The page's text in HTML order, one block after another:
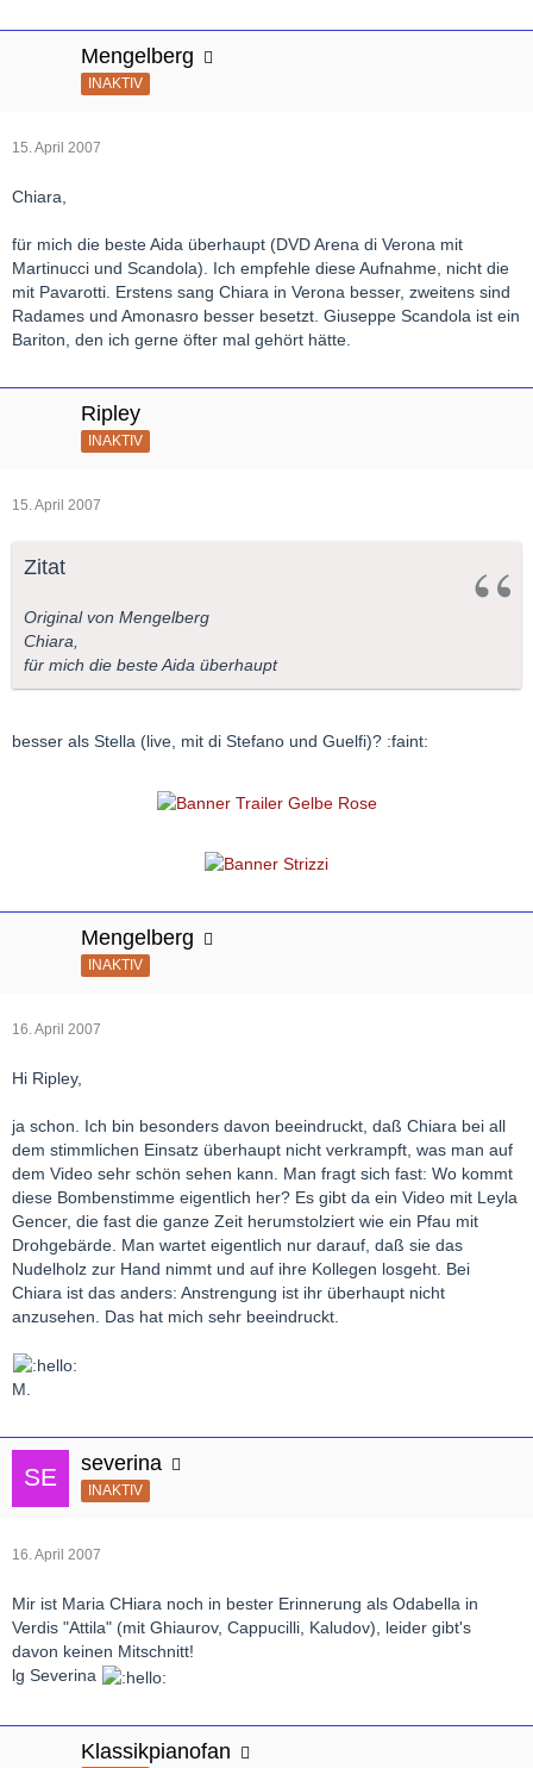
Mengelberg
INAKTIV
15. April 2007
Chiara,
für mich die beste Aida überhaupt (DVD Arena di Verona mit
Martinucci und Scandola). Ich empfehle diese Aufnahme, nicht die
mit Pavarotti. Erstens sang Chiara in Verona besser, zweitens sind
Radames und Amonasro besser besetzt. Giuseppe Scandola ist ein
Bariton, den ich gerne öfter mal gehört hätte.
Ripley
INAKTIV
15. April 2007
Zitat
Original von Mengelberg
Chiara,
für mich die beste Aida überhaupt
besser als Stella (live, mit di Stefano und Guelfi)? :faint:
Mengelberg
INAKTIV
16. April 2007
Hi Ripley,
ja schon. Ich bin besonders davon beeindruckt, daß Chiara bei all
dem stimmlichen Einsatz überhaupt nicht verkrampft, was man auf
dem Video sehr schön sehen kann. Man fragt sich fast: Wo kommt
diese Bombenstimme eigentlich her? Es gibt da ein Video mit Leyla
Gencer, die fast die ganze Zeit herumstolziert wie ein Pfau mit
Drohgebärde. Man wartet eigentlich nur darauf, daß sie das
Nudelholz zur Hand nimmt und auf ihre Kollegen losgeht. Bei
Chiara ist das anders: Anstrengung ist ihr überhaupt nicht
anzusehen. Das hat mich sehr beeindruckt.
M.
severina
INAKTIV
16. April 2007
Mir ist Maria CHiara noch in bester Erinnerung als Odabella in
Verdis "Attila" (mit Ghiaurov, Cappucilli, Kaludov), leider gibt's
davon keinen Mitschnitt!
lg Severina
Klassikpianofan